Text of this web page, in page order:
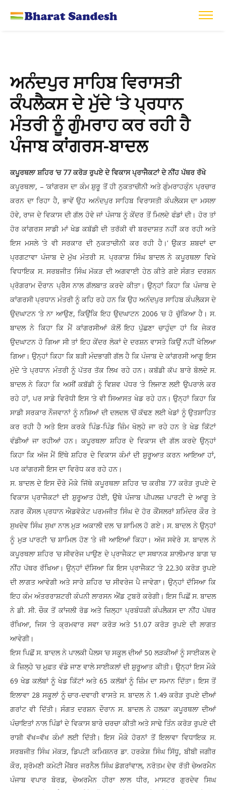
ਅਨੰਦਪੁਰ ਸਾਹਿਬ ਵਿਰਾਸਤੀ
ਕੰਪਲੈਕਸ ਦੇ ਮੁੱਦੇ ‘ਤੇ ਪ੍ਰਧਾਨ
ਮੰਤਰੀ ਨੂੰ ਗੁੰਮਰਾਹ ਕਰ ਰਹੀ ਹੈ
ਪੰਜਾਬ ਕਾਂਗਰਸ-ਬਾਦਲ
ਕਪੂਰਥਲਾ ਸ਼ਹਿਰ ‘ਚ 77 ਕਰੋੜ ਰੁਪਏ ਦੇ ਵਿਕਾਸ ਪ੍ਰਾਜੈਕਟਾਂ ਦੇ ਨੀਂਹ ਪੱਥਰ ਰੱਖੇ
ਕਪੂਰਥਲਾ, – ‘ਕਾਂਗਰਸ ਦਾ ਕੰਮ ਸ਼ੁਰੂ ਤੋਂ ਹੀ ਨੁਕਤਾਚੀਨੀ ਅਤੇ ਗੁੰਮਰਾਹਕੁੰਨ ਪ੍ਰਚਾਰ
ਕਰਨ ਦਾ ਰਿਹਾ ਹੈ, ਭਾਵੇਂ ਉਹ ਅਨੰਦਪੁਰ ਸਾਹਿਬ ਵਿਰਾਸਤੀ ਕੰਪਲੈਕਸ ਦਾ ਮਸਲਾ
ਹੋਵੇ, ਰਾਜ ਦੇ ਵਿਕਾਸ ਦੀ ਗੱਲ ਹੋਵੇ ਜਾਂ ਪੰਜਾਬ ਨੂੰ ਕੇਂਦਰ ਤੋਂ ਮਿਲਦੇ ਫੰਡਾਂ ਦੀ। ਹੋਰ ਤਾਂ
ਹੋਰ ਕਾਂਗਰਸ ਸਾਡੀ ਮਾਂ ਖੇਡ ਕਬੱਡੀ ਦੀ ਤਰੱਕੀ ਵੀ ਬਰਦਾਸ਼ਤ ਨਹੀਂ ਕਰ ਰਹੀ ਅਤੇ
ਇਸ ਮਸਲੇ ‘ਤੇ ਵੀ ਸਰਕਾਰ ਦੀ ਨੁਕਤਾਚੀਨੀ ਕਰ ਰਹੀ ਹੈ।’ ਉਕਤ ਸ਼ਬਦਾਂ ਦਾ
ਪ੍ਰਗਟਾਵਾ ਪੰਜਾਬ ਦੇ ਮੁੱਖ ਮੰਤਰੀ ਸ. ਪ੍ਰਕਾਸ਼ ਸਿੰਘ ਬਾਦਲ ਨੇ ਕਪੂਰਥਲਾ ਵਿਖੇ
ਵਿਧਾਇਕ ਸ. ਸਰਬਜੀਤ ਸਿੰਘ ਮੱਕੜ ਦੀ ਅਗਵਾਈ ਹੇਠ ਕੀਤੇ ਗਏ ਸੰਗਤ ਦਰਸ਼ਨ
ਪ੍ਰੋਗਰਾਮ ਦੌਰਾਨ ਪ੍ਰੈਸ ਨਾਲ ਗੱਲਬਾਤ ਕਰਦੇ ਕੀਤਾ। ਉਨ੍ਹਾਂ ਕਿਹਾ ਕਿ ਪੰਜਾਬ ਦੇ
ਕਾਂਗਰਸੀ ਪ੍ਰਧਾਨ ਮੰਤਰੀ ਨੂੰ ਕਹਿ ਰਹੇ ਹਨ ਕਿ ਉਹ ਅਨੰਦਪੁਰ ਸਾਹਿਬ ਕੰਪਲੈਕਸ ਦੇ
ਉਦਘਾਟਨ ‘ਤੇ ਨਾ ਆਉਣ, ਕਿਉਂਕਿ ਇਹ ਉਦਘਾਟਨ 2006 ‘ਚ ਹੋ ਚੁੱਕਿਆ ਹੈ। ਸ.
ਬਾਦਲ ਨੇ ਕਿਹਾ ਕਿ ਮੈਂ ਕਾਂਗਰਸੀਆਂ ਕੋਲੋਂ ਇਹ ਪੁੱਛਣਾ ਚਾਹੁੰਦਾ ਹਾਂ ਕਿ ਜੇਕਰ
ਉਦਘਾਟਨ ਹੋ ਗਿਆ ਸੀ ਤਾਂ ਇਹ ਕੇਂਦਰ ਲੋਕਾਂ ਦੇ ਦਰਸ਼ਨ ਵਾਸਤੇ ਕਿਉਂ ਨਹੀਂ ਖੋਲਿਆ
ਗਿਆ। ਉਨ੍ਹਾਂ ਕਿਹਾ ਕਿ ਬੜੀ ਮੰਦਭਾਗੀ ਗੱਲ ਹੈ ਕਿ ਪੰਜਾਬ ਦੇ ਕਾਂਗਰਸੀ ਆਗੂ ਇਸ
ਮੁੱਦੇ ‘ਤੇ ਪ੍ਰਧਾਨ ਮੰਤਰੀ ਨੂੰ ਪੱਤਰ ਤੱਕ ਲਿਖ ਰਹੇ ਹਨ। ਕਬੱਡੀ ਕੱਪ ਬਾਰੇ ਬੋਲਦੇ ਸ.
ਬਾਦਲ ਨੇ ਕਿਹਾ ਕਿ ਅਸੀਂ ਕਬੱਡੀ ਨੂੰ ਵਿਸ਼ਵ ਪੱਧਰ ‘ਤੇ ਲਿਜਾਣ ਲਈ ਉਪਰਾਲੇ ਕਰ
ਰਹੇ ਹਾਂ, ਪਰ ਸਾਡੇ ਵਿਰੋਧੀ ਇਸ ‘ਤੇ ਵੀ ਸਿਆਸਤ ਖੇਡ ਰਹੇ ਹਨ। ਉਨ੍ਹਾਂ ਕਿਹਾ ਕਿ
ਸਾਡੀ ਸਰਕਾਰ ਨੌਜਵਾਨਾਂ ਨੂੰ ਨਸ਼ਿਆਂ ਦੀ ਦਲਦਲ ‘ਚੋਂ ਕੱਢਣ ਲਈ ਖੇਡਾਂ ਨੂੰ ਉਤਸ਼ਾਹਿਤ
ਕਰ ਰਹੀ ਹੈ ਅਤੇ ਇਸ ਕਰਕੇ ਪਿੰਡ-ਪਿੰਡ ਜ਼ਿੰਮ ਖੋਲ੍ਹੇ ਜਾ ਰਹੇ ਹਨ ਤੇ ਖੇਡ ਕਿੱਟਾਂ
ਵੰਡੀਆਂ ਜਾ ਰਹੀਆਂ ਹਨ। ਕਪੂਰਥਲਾ ਸ਼ਹਿਰ ਦੇ ਵਿਕਾਸ ਦੀ ਗੱਲ ਕਰਦੇ ਉਨ੍ਹਾਂ
ਕਿਹਾ ਕਿ ਅੱਜ ਮੈਂ ਇੱਥੇ ਸ਼ਹਿਰ ਦੇ ਵਿਕਾਸ ਕੰਮਾਂ ਦੀ ਸ਼ੁਰੂਆਤ ਕਰਨ ਆਇਆ ਹਾਂ,
ਪਰ ਕਾਂਗਰਸੀ ਇਸ ਦਾ ਵਿਰੋਧ ਕਰ ਰਹੇ ਹਨ।
ਸ. ਬਾਦਲ ਦੇ ਇਸ ਦੌਰੇ ਮੌਕੇ ਜਿੱਥੇ ਕਪੂਰਥਲਾ ਸ਼ਹਿਰ ‘ਚ ਕਰੀਬ 77 ਕਰੋੜ ਰੁਪਏ ਦੇ
ਵਿਕਾਸ ਪ੍ਰਾਜੈਕਟਾਂ ਦੀ ਸ਼ੁਰੂਆਤ ਹੋਈ, ਉਥੇ ਪੰਜਾਬ ਪੀਪਲਜ਼ ਪਾਰਟੀ ਦੇ ਆਗੂ ਤੇ
ਨਗਰ ਕੌਂਸਲ ਪ੍ਰਧਾਨ ਐਡਵੋਕੇਟ ਪਰਮਜੀਤ ਸਿੰਘ ਦੋ ਹੋਰ ਕੌਂਸਲਰਾਂ ਸ਼ਮਿੰਦਰ ਕੌਰ ਤੇ
ਸੁਖਦੇਵ ਸਿੰਘ ਸੁਖਾ ਨਾਲ ਮੁੜ ਅਕਾਲੀ ਦਲ ‘ਚ ਸ਼ਾਮਿਲ ਹੋ ਗਏ। ਸ. ਬਾਦਲ ਨੇ ਉਨ੍ਹਾਂ
ਨੂੰ ਮੁੜ ਪਾਰਟੀ ‘ਚ ਸ਼ਾਮਿਲ ਹੋਣ ‘ਤੇ ਜੀ ਆਇਆਂ ਕਿਹਾ। ਅੱਜ ਸਵੇਰੇ ਸ. ਬਾਦਲ ਨੇ
ਕਪੂਰਥਲਾ ਸ਼ਹਿਰ ‘ਚ ਸੀਵਰੇਜ ਪਾਉਣ ਦੇ ਪ੍ਰਾਜੈਕਟ ਦਾ ਸਥਾਨਕ ਸ਼ਾਲੀਮਾਰ ਬਾਗ ‘ਚ
ਨੀਂਹ ਪੱਥਰ ਰੱਖਿਆ। ਉਨ੍ਹਾਂ ਦੱਸਿਆ ਕਿ ਇਸ ਪ੍ਰਾਜੈਕਟ ‘ਤੇ 22.30 ਕਰੋੜ ਰੁਪਏ
ਦੀ ਲਾਗਤ ਆਵੇਗੀ ਅਤੇ ਸਾਰੇ ਸ਼ਹਿਰ ‘ਚ ਸੀਵਰੇਜ ਪੈ ਜਾਵੇਗਾ। ਉਨ੍ਹਾਂ ਦੱਸਿਆ ਕਿ
ਇਹ ਕੰਮ ਅੰਤਰਰਾਸ਼ਟਰੀ ਕੰਪਨੀ ਲਾਰਸਨ ਐਂਡ ਟੁਬਰੋ ਕਰੇਗੀ। ਇਸ ਪਿਛੋਂ ਸ. ਬਾਦਲ
ਨੇ ਡੀ. ਸੀ. ਚੌਕ ਤੋਂ ਕਾਂਜਲੀ ਰੋਡ ਅਤੇ ਜ਼ਿਲ੍ਹਾ ਪ੍ਰਬੰਧਕੀ ਕੰਪਲੈਕਸ ਦਾ ਨੀਂਹ ਪੱਥਰ
ਰੱਖਿਆ, ਜਿਸ ‘ਤੇ ਕ੍ਰਮਵਾਰ ਸਵਾ ਕਰੋੜ ਅਤੇ 51.07 ਕਰੋੜ ਰੁਪਏ ਦੀ ਲਾਗਤ
ਆਵੇਗੀ।
ਇਸ ਪਿਛੋਂ ਸ. ਬਾਦਲ ਨੇ ਪਾਲਕੀ ਪੈਲਸ ‘ਚ ਸਕੂਲ ਦੀਆਂ 50 ਲੜਕੀਆਂ ਨੂੰ ਸਾਈਕਲ ਦੇ
ਕੇ ਜ਼ਿਲ੍ਹੇ ‘ਚ ਮੁਫ਼ਤ ਵੰਡੇ ਜਾਣ ਵਾਲੇ ਸਾਈਕਲਾਂ ਦੀ ਸ਼ੁਰੂਆਤ ਕੀਤੀ। ਉਨ੍ਹਾਂ ਇਸ ਮੌਕੇ
69 ਖੇਡ ਕਲੱਬਾਂ ਨੂੰ ਖੇਡ ਕਿੱਟਾਂ ਅਤੇ 65 ਕਲੱਬਾਂ ਨੂੰ ਜ਼ਿੰਮ ਦਾ ਸਮਾਨ ਦਿੱਤਾ। ਇਸ ਤੋਂ
ਇਲਾਵਾ 28 ਸਕੂਲਾਂ ਨੂੰ ਚਾਰ-ਦਵਾਰੀ ਵਾਸਤੇ ਸ. ਬਾਦਲ ਨੇ 1.49 ਕਰੋੜ ਰੁਪਏ ਦੀਆਂ
ਗਰਾਂਟ ਵੀ ਦਿੱਤੀ। ਸੰਗਤ ਦਰਸ਼ਨ ਦੌਰਾਨ ਸ. ਬਾਦਲ ਨੇ ਹਲਕਾ ਕਪੂਰਥਲਾ ਦੀਆਂ
ਪੰਚਾਇਤਾਂ ਨਾਲ ਪਿੰਡਾਂ ਦੇ ਵਿਕਾਸ ਬਾਰੇ ਚਰਚਾ ਕੀਤੀ ਅਤੇ ਸਾਢੇ ਤਿੰਨ ਕਰੋੜ ਰੁਪਏ ਦੀ
ਰਾਸ਼ੀ ਵੱਖ=ਵੱਖ ਕੰਮਾਂ ਲਈ ਦਿੱਤੀ। ਇਸ ਮੌਕੇ ਹੋਰਨਾਂ ਤੋਂ ਇਲਾਵਾ ਵਿਧਾਇਕ ਸ.
ਸਰਬਜੀਤ ਸਿੰਘ ਮੱਕੜ, ਡਿਪਟੀ ਕਮਿਸ਼ਨਰ ਡਾ. ਹਰਕੇਸ਼ ਸਿੰਘ ਸਿੱਧੂ, ਬੀਬੀ ਜਗੀਰ
ਕੌਰ, ਸ਼੍ਰੋਮਣੀ ਕਮੇਟੀ ਮੈਂਬਰ ਜਰਨੈਲ ਸਿੰਘ ਡੋਗਰਾਂਵਾਲ, ਨਰੋਤਮ ਦੇਵ ਰੱਤੀ ਚੇਅਰਮੈਨ
ਪੰਜਾਬ ਵਪਾਰ ਬੋਰਡ, ਚੇਅਰਮੈਨ ਹੀਰਾ ਲਾਲ ਧੀਰ, ਮਾਸਟਰ ਗੁਰਦੇਵ ਸਿਘ